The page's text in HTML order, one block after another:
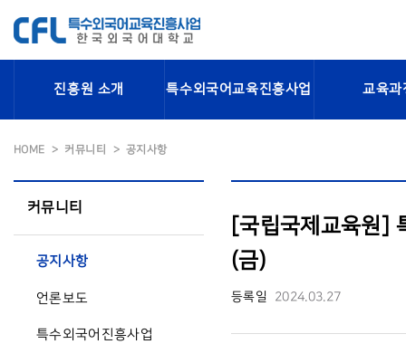
진흥원 소개 특수외국어교육진흥사업 교육과
HOME 커뮤니티 공지사항
커뮤니티
공지사항
언론보도
특수외국어진흥사업
[국립국제교육원]
(금)
등록일 2024.03.27